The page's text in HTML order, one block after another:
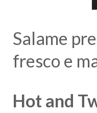
Salame
fresco e
Hot and